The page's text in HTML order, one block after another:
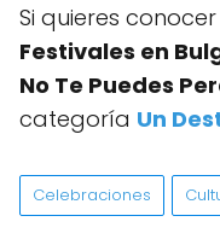
Si quieres
Festivales en
No Te Puedes
categoría Un
Celebraciones